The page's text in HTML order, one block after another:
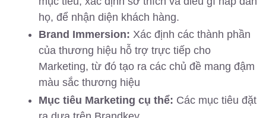
họ, để nhận diện khách hàng.
Brand Immersion: Xác định các thành phần
của thương hiệu hỗ trợ trực tiếp cho
Marketing, từ đó tạo ra các chủ đề mang đậm
màu sắc thương hiệu
Mục tiêu Marketing cụ thể: Các mục tiêu đặt